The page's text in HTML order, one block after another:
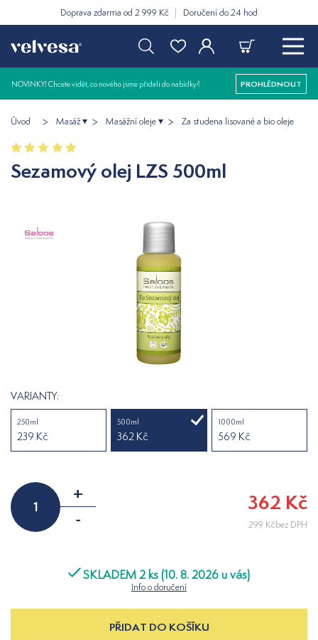
Doprava zdarma od 2 999 Kč Doručení do 24 hod
NOVINKY! Chcete vidět, co nového jsme přidali do nabídky? PROHLÉDNOUT
Úvod Masáž Masážní oleje Za studena lisované a bio oleje
Sezamový olej LZS 500ml
VARIANTY:
250ml
239 Kč
500ml
362 Kč
1000ml
569 Kč
+
-
362 Kč
299 Kčbez DPH
SKLADEM 2 ks (10. 8. 2026 u vás)
Info o doručení
PŘIDAT DO KOŠÍKU